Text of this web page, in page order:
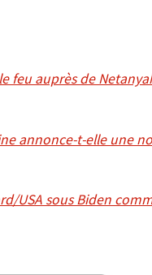
feu auprès de
annonce-t-elle une
USA sous Biden